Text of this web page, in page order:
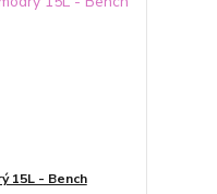
15L - Bench